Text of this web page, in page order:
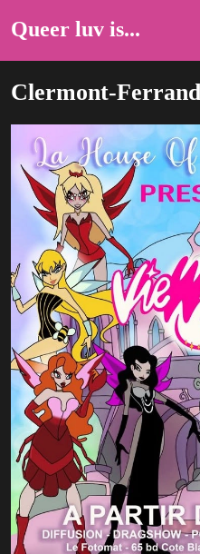
Queer luv is...
Clermont-Ferrand